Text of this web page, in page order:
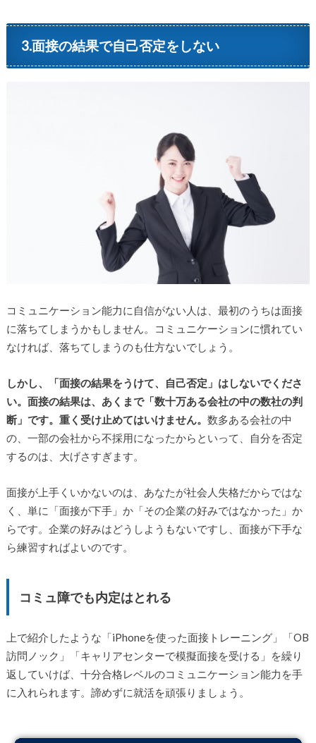
3.面接の結果で自己否定をしない
コミュニケーション能力に自信がない人は、最初のうちは面接
に落ちてしまうかもしません。コミュニケーションに慣れてい
なければ、落ちてしまうのも仕方ないでしょう。
しかし、「面接の結果をうけて、自己否定」はしないでくださ
い。面接の結果は、あくまで「数十万ある会社の中の数社の判
断」です。重く受け止めてはいけません。 数多ある会社の中
の、一部の会社から不採用になったからといって、自分を否定
するのは、大げさすぎます。
面接が上手くいかないのは、あなたが社会人失格だからではな
く、単に「面接が下手」か「その企業の好みではなかった」か
らです。企業の好みはどうしようもないですし、面接が下手な
ら練習すればよいのです。
コミュ障でも内定はとれる
上で紹介したような「iPhoneを使った面接トレーニング」「OB
訪問ノック」「キャリアセンターで模擬面接を受ける」を繰り
返していけば、十分合格レベルのコミュニケーション能力を手
に入れられます。諦めずに就活を頑張りましょう。